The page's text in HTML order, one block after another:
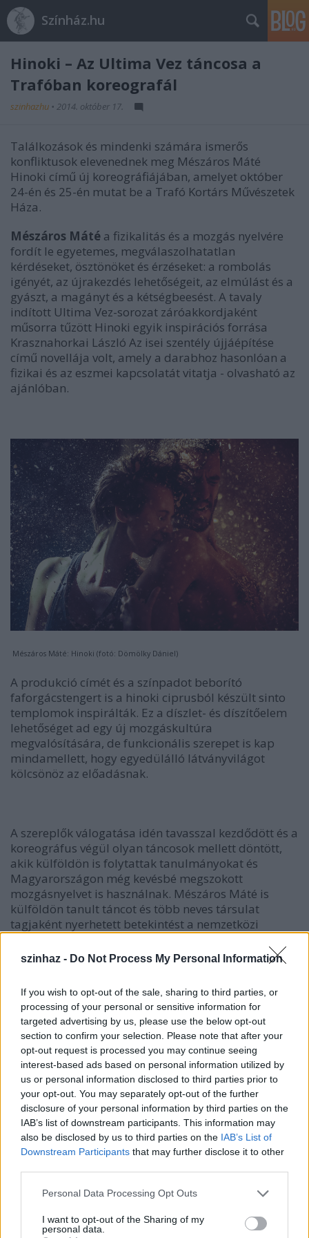
szinhaz - Do Not Process My Personal Information
If you wish to opt-out of the sale, sharing to third parties, or
processing of your personal or sensitive information for
targeted advertising by us, please use the below opt-out
section to confirm your selection. Please note that after your
opt-out request is processed you may continue seeing
interest-based ads based on personal information utilized by
us or personal information disclosed to third parties prior to
your opt-out. You may separately opt-out of the further
disclosure of your personal information by third parties on the
IAB’s list of downstream participants. This information may
also be disclosed by us to third parties on the IAB’s List of
Downstream Participants that may further disclose it to other
Please note that this website/app uses one or more Google
not limited to your visit or usage behaviour. You may click to
grant or deny consent to Google and its third-party tags to
Personal Data Processing Opt Outs
I want to opt-out of the Sharing of my
personal data.
Színház.hu
Hinoki – Az Ultima Vez táncosa a
Trafóban koreografál
szinhazhu • 2014. október 17.
Találkozások és mindenki számára ismerős
konfliktusok elevenednek meg Mészáros Máté
Hinoki című új koreográfiájában, amelyet október
24-én és 25-én mutat be a Trafó Kortárs Művészetek
Háza.
Mészáros Máté a fizikalitás és a mozgás nyelvére
fordít le egyetemes, megválaszolhatatlan
kérdéseket, ösztönöket és érzéseket: a rombolás
igényét, az újrakezdés lehetőségeit, az elmúlást és a
gyászt, a magányt és a kétségbeesést. A tavaly
indított Ultima Vez-sorozat záróakkordjaként
műsorra tűzött Hinoki egyik inspirációs forrása
Krasznahorkai László Az isei szentély újjáépítése
című novellája volt, amely a darabhoz hasonlóan a
fizikai és az eszmei kapcsolatát vitatja - olvasható az
ajánlóban.
Mészáros Máté: Hinoki (fotó: Dömölky Dániel)
A produkció címét és a színpadot beborító
faforgácstengert is a hinoki ciprusból készült sinto
templomok inspirálták. Ez a díszlet- és díszítőelem
lehetőséget ad egy új mozgáskultúra
megvalósítására, de funkcionális szerepet is kap
mindamellett, hogy egyedülálló látványvilágot
kölcsönöz az előadásnak.
A szereplők válogatása idén tavasszal kezdődött és a
koreográfus végül olyan táncosok mellett döntött,
akik külföldön is folytattak tanulmányokat és
Magyarországon még kevésbé megszokott
mozgásnyelvet is használnak. Mészáros Máté is
külföldön tanult táncot és több neves társulat
tagjaként nyerhetett betekintést a nemzetközi
tagja az Ultima Vez társulatnak, ahol a műfaj egyik
avatta be a fizikai tánc
rejtelmeibe.